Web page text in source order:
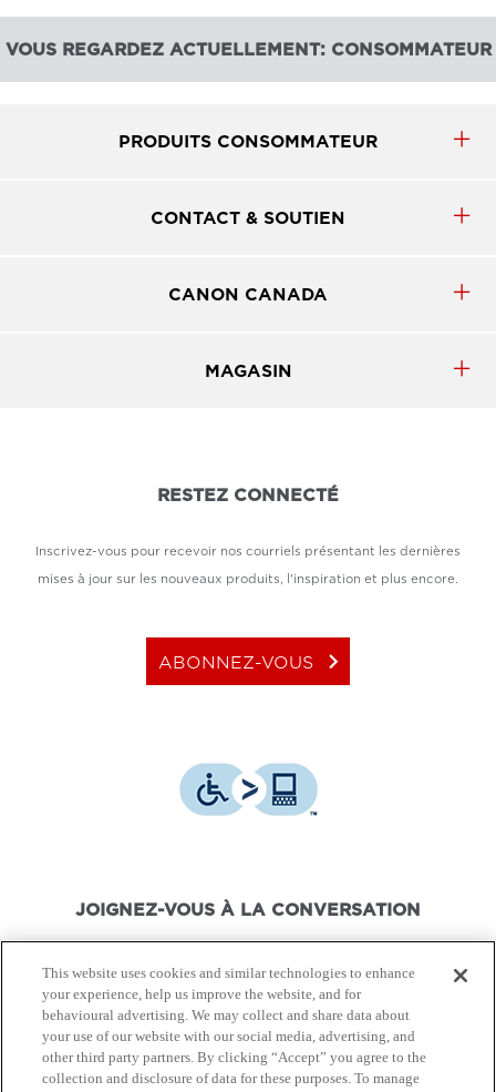
VOUS REGARDEZ ACTUELLEMENT: CONSOMMATEUR
PRODUITS CONSOMMATEUR
CONTACT & SOUTIEN
CANON CANADA
MAGASIN
RESTEZ CONNECTÉ
Inscrivez-vous pour recevoir nos courriels présentant les dernières
mises à jour sur les nouveaux produits, l'inspiration et plus encore.
ABONNEZ-VOUS keyboard_arrow_right
JOIGNEZ-VOUS À LA CONVERSATION
© Canon Canada Inc., 2026. Tous droits réservés.
This website uses cookies and similar technologies to enhance
your experience, help us improve the website, and for
behavioural advertising. We may collect and share data about
your use of our website with our social media, advertising, and
other third party partners. By clicking “Accept” you agree to the
collection and disclosure of data for these purposes. To manage